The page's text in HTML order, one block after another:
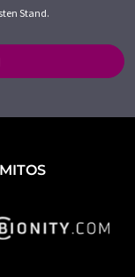
Stand.